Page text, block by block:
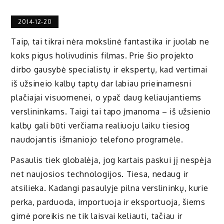
2014-12-20
Taip, tai tikrai nėra mokslinė fantastika ir juolab ne
koks pigus holivudinis filmas. Prie šio projekto
dirbo gausybė specialistų ir ekspertų, kad vertimai
iš užsineio kalbų taptų dar labiau prieinamesni
plačiajai visuomenei, o ypač daug keliaujantiems
verslininkams. Taigi tai tapo įmanoma – iš užsienio
kalbų gali būti verčiama realiuoju laiku tiesiog
naudojantis išmaniojo telefono programėle.
Pasaulis tiek globalėja, jog kartais paskui jį nespėja
net naujosios technologijos. Tiesa, nedaug ir
atsilieka. Kadangi pasaulyje pilna verslininkų, kurie
perka, parduoda, importuoja ir eksportuoja, šiems
gimė poreikis ne tik laisvai keliauti, tačiau ir